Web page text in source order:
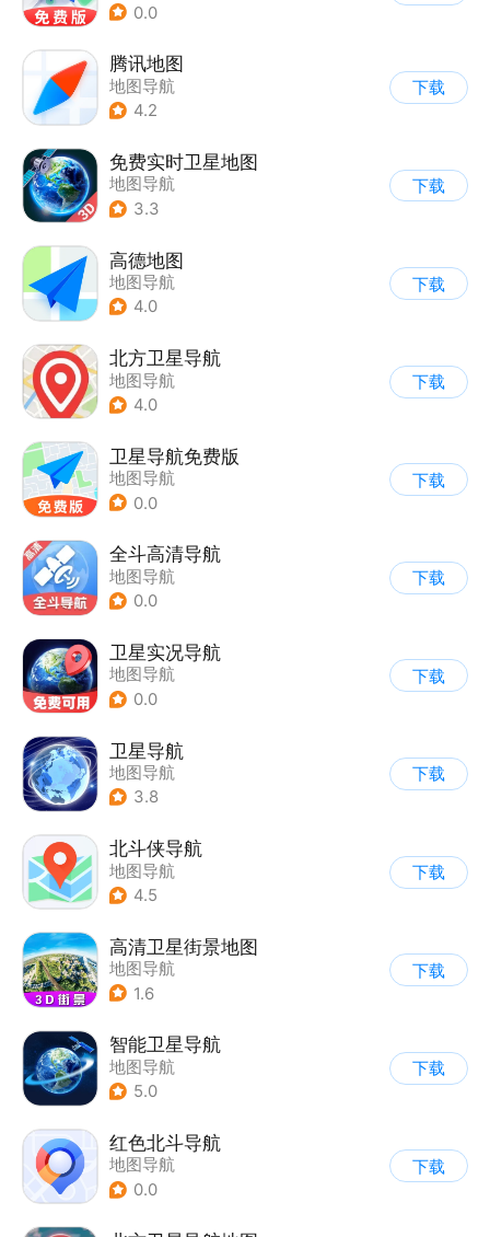
0.0
腾讯地图
地图导航
4.2
下载
免费实时卫星地图
地图导航
3.3
下载
高德地图
地图导航
4.0
下载
北方卫星导航
地图导航
4.0
下载
卫星导航免费版
地图导航
0.0
下载
全斗高清导航
地图导航
0.0
下载
卫星实况导航
地图导航
0.0
下载
卫星导航
地图导航
3.8
下载
北斗侠导航
地图导航
4.5
下载
高清卫星街景地图
地图导航
1.6
下载
智能卫星导航
地图导航
5.0
下载
红色北斗导航
地图导航
0.0
下载